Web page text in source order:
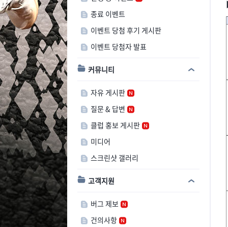
종료 이벤트
이벤트 당첨 후기 게시판
이벤트 당첨자 발표
커뮤니티
자유 게시판
질문 & 답변
클럽 홍보 게시판
미디어
스크린샷 갤러리
고객지원
버그 제보
건의사항